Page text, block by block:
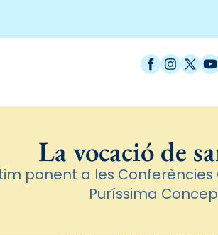
Facebook
X /
La vocació de
ponent a les
Puríssima